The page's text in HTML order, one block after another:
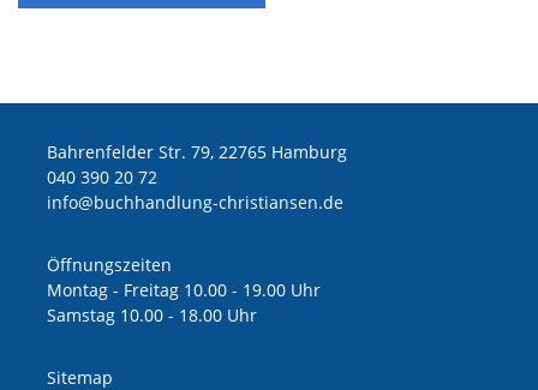
Bahrenfelder Str. 79, 22765 Hamburg
040 390 20 72
ed.nesnaitsirhc-gnuldnahhcub@ofni
Öffnungszeiten
Montag - Freitag 10.00 - 19.00 Uhr
Samstag 10.00 - 18.00 Uhr
Sitemap